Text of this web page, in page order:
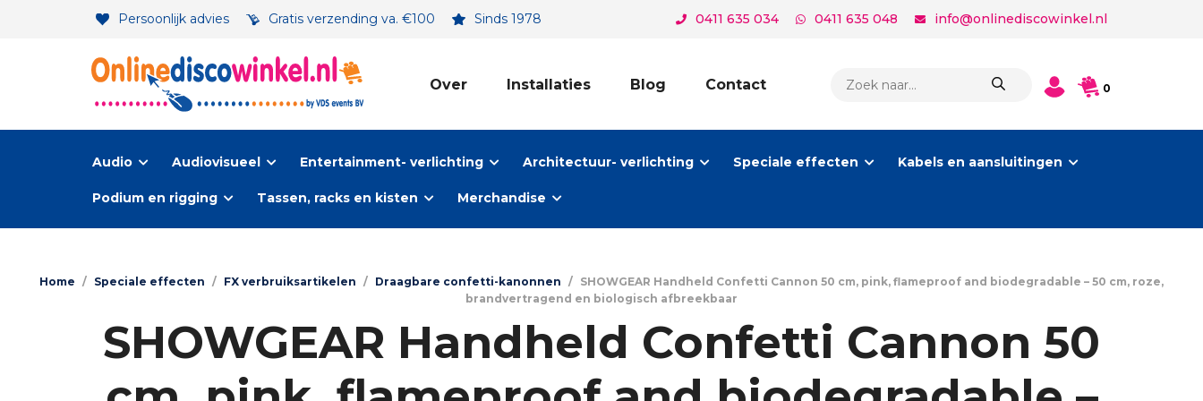
Persoonlijk advies Gratis verzending va. €100 Sinds 1978 0411 635 034 0411 635 048 info@onlinediscowinkel.nl
Over Installaties Blog Contact
ZOEKEN
0
Audio Audiovisueel Entertainment- verlichting Architectuur- verlichting Speciale effecten Kabels en aansluitingen
Podium en rigging Tassen, racks en kisten Merchandise
Home / Speciale effecten / FX verbruiksartikelen / Draagbare confetti-kanonnen / SHOWGEAR Handheld Confetti Cannon 50 cm, pink, flameproof and biodegradable – 50 cm, roze,
brandvertragend en biologisch afbreekbaar
SHOWGEAR Handheld Confetti Cannon 50